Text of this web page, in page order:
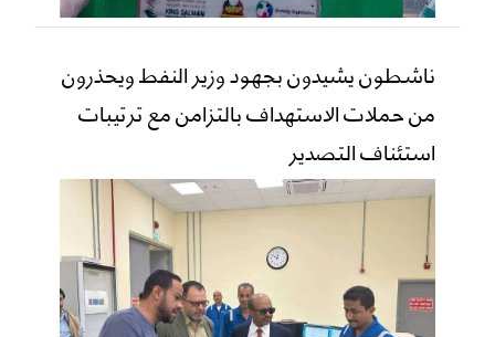
ناشطون يشيدون بجهود وزير النفط ويحذرون
من حملات الاستهداف بالتزامن مع ترتيبات
استئناف التصدير